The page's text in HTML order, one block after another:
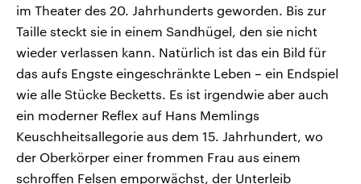
im Theater des 20. Jahrhunderts geworden. Bis zur
Taille steckt sie in einem Sandhügel, den sie nicht
wieder verlassen kann. Natürlich ist das ein Bild für
das aufs Engste eingeschränkte Leben – ein Endspiel
wie alle Stücke Becketts. Es ist irgendwie aber auch
ein moderner Reflex auf Hans Memlings
Keuschheitsallegorie aus dem 15. Jahrhundert, wo
der Oberkörper einer frommen Frau aus einem
schroffen Felsen emporwächst, der Unterleib